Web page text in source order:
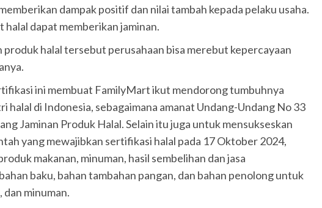
dampak positif dan nilai tambah kepada pelaku usaha.
halal dapat memberikan jaminan.
produk halal tersebut perusahaan bisa merebut kepercayaan
ini membuat FamilyMart ikut mendorong tumbuhnya
halal di Indonesia, sebagaimana amanat Undang-Undang No 33
Jaminan Produk Halal. Selain itu juga untuk mensukseskan
yang mewajibkan sertifikasi halal pada 17 Oktober 2024,
makanan, minuman, hasil sembelihan dan jasa
baku, bahan tambahan pangan, dan bahan penolong untuk
dan minuman.